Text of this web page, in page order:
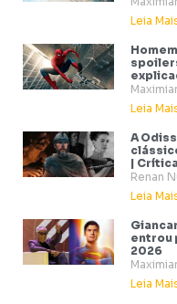
Leia
Leia
A
|
Renan
Leia
entrou
2026
Leia